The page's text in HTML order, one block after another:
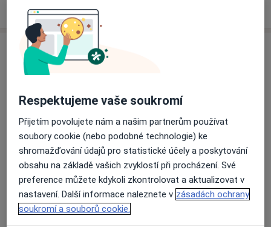
Adresa
Ordinace
U nemocnice 3064, Teplice
Přiblížit mapuse otevře v nové záložce
Dostupnost
Na této adrese online kalendář není aktivní
Co mám v takové situaci udělat?
Způsoby platby (soukromé návštěvy)
Respektujeme vaše soukromí
Přijetím povolujete nám a našim partnerům používat
soubory cookie (nebo podobné technologie) ke
shromažďování údajů pro statistické účely a poskytování
obsahu na základě vašich zvyklostí při procházení. Své
preference můžete kdykoli zkontrolovat a aktualizovat v
nastavení. Další informace naleznete v zásadách ochrany
soukromí a souborů cookie.